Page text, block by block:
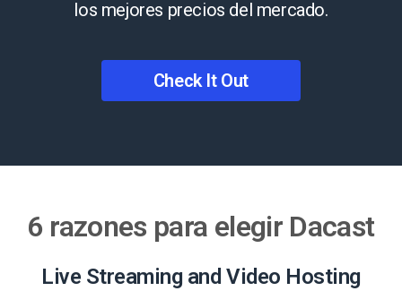
los mejores precios del mercado.
Check It Out
6 razones para elegir Dacast
Live Streaming and Video Hosting